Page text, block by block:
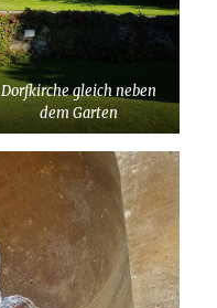
Dorfkirche gleich neben
dem Garten